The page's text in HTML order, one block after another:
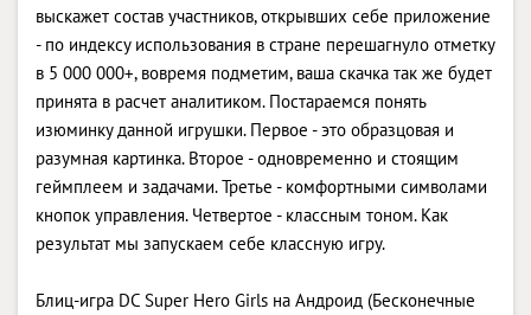
выскажет состав участников, открывших себе приложение
- по индексу использования в стране перешагнуло отметку
в 5 000 000+, вовремя подметим, ваша скачка так же будет
принята в расчет аналитиком. Постараемся понять
изюминку данной игрушки. Первое - это образцовая и
разумная картинка. Второе - одновременно и стоящим
геймплеем и задачами. Третье - комфортными символами
кнопок управления. Четвертое - классным тоном. Как
результат мы запускаем себе классную игру.
Блиц-игра DC Super Hero Girls на Андроид (Бесконечные